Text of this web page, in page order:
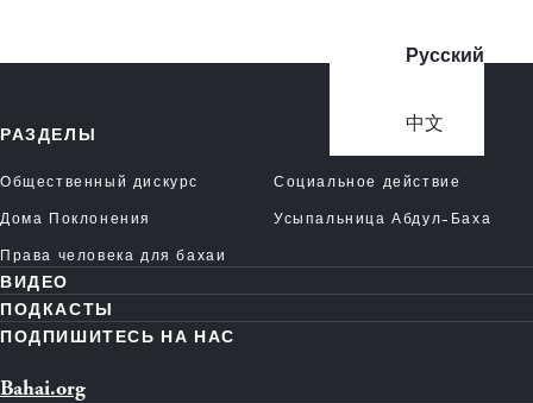
Русский
中文
РАЗДЕЛЫ
Общественный дискурс
Социальное действие
Дома Поклонения
Усыпальница Абдул-Баха
Права человека для бахаи
ВИДЕО
ПОДКАСТЫ
ПОДПИШИТЕСЬ НА НАС
Bahai.org